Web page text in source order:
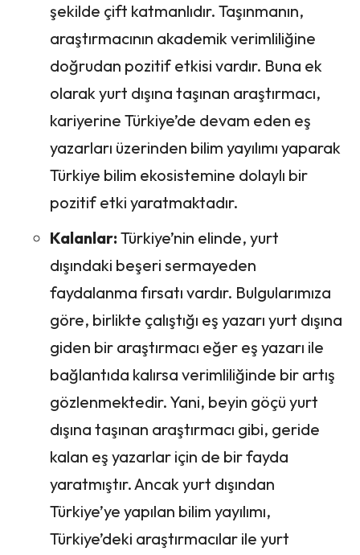
şekilde çift katmanlıdır. Taşınmanın,
araştırmacının akademik verimliliğine
doğrudan pozitif etkisi vardır. Buna ek
olarak yurt dışına taşınan araştırmacı,
kariyerine Türkiye’de devam eden eş
yazarları üzerinden bilim yayılımı yaparak
Türkiye bilim ekosistemine dolaylı bir
pozitif etki yaratmaktadır.
Kalanlar: Türkiye’nin elinde, yurt
dışındaki beşeri sermayeden
faydalanma fırsatı vardır. Bulgularımıza
göre, birlikte çalıştığı eş yazarı yurt dışına
giden bir araştırmacı eğer eş yazarı ile
bağlantıda kalırsa verimliliğinde bir artış
gözlenmektedir. Yani, beyin göçü yurt
dışına taşınan araştırmacı gibi, geride
kalan eş yazarlar için de bir fayda
yaratmıştır. Ancak yurt dışından
Türkiye’ye yapılan bilim yayılımı,
Türkiye’deki araştırmacılar ile yurt